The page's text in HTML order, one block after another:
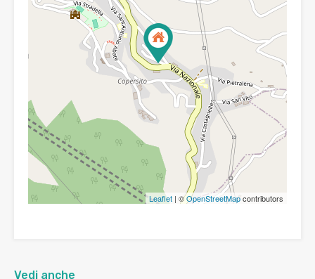
Leaflet | ©OpenStreetMapcontributors
Vedi anche